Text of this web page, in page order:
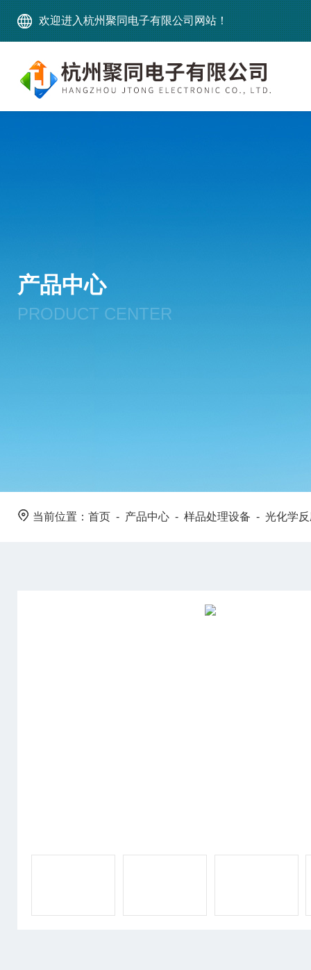
欢迎进入杭州聚同电子有限公司网站！
产品中心
PRODUCT CENTER
当前位置： 首页 - 产品中心 - 样品处理设备 - 光化学